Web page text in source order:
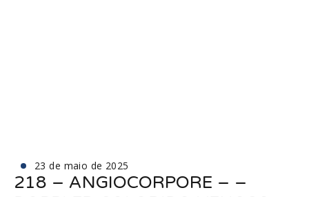
23 de maio de 2025
218 – ANGIOCORPORE – –